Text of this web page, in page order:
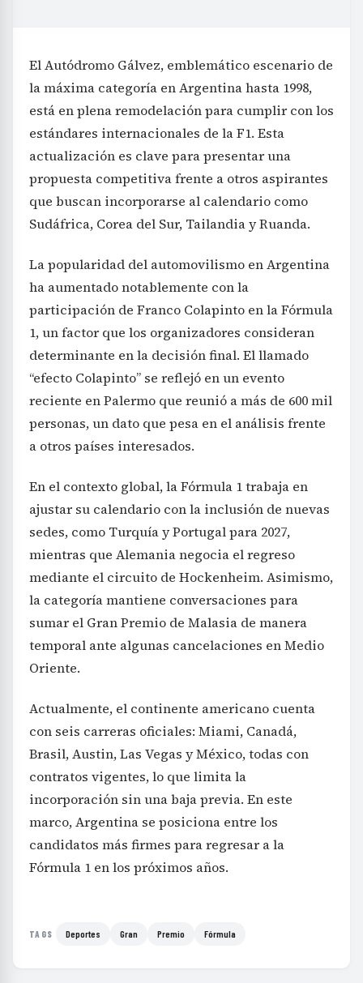
El Autódromo Gálvez, emblemático escenario de
la máxima categoría en Argentina hasta 1998,
está en plena remodelación para cumplir con los
estándares internacionales de la F1. Esta
actualización es clave para presentar una
propuesta competitiva frente a otros aspirantes
que buscan incorporarse al calendario como
Sudáfrica, Corea del Sur, Tailandia y Ruanda.
La popularidad del automovilismo en Argentina
ha aumentado notablemente con la
participación de Franco Colapinto en la Fórmula
1, un factor que los organizadores consideran
determinante en la decisión final. El llamado
“efecto Colapinto” se reflejó en un evento
reciente en Palermo que reunió a más de 600 mil
personas, un dato que pesa en el análisis frente
a otros países interesados.
En el contexto global, la Fórmula 1 trabaja en
ajustar su calendario con la inclusión de nuevas
sedes, como Turquía y Portugal para 2027,
mientras que Alemania negocia el regreso
mediante el circuito de Hockenheim. Asimismo,
la categoría mantiene conversaciones para
sumar el Gran Premio de Malasia de manera
temporal ante algunas cancelaciones en Medio
Oriente.
Actualmente, el continente americano cuenta
con seis carreras oficiales: Miami, Canadá,
Brasil, Austin, Las Vegas y México, todas con
contratos vigentes, lo que limita la
incorporación sin una baja previa. En este
marco, Argentina se posiciona entre los
candidatos más firmes para regresar a la
Fórmula 1 en los próximos años.
TAGS Deportes Gran Premio Fórmula